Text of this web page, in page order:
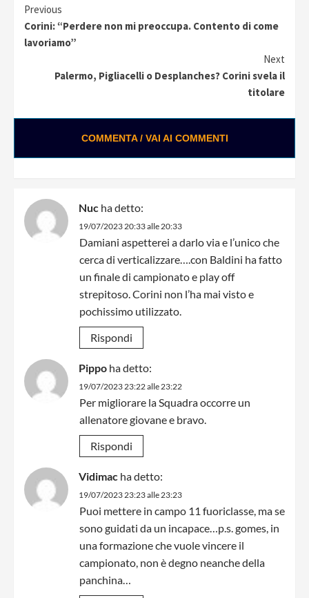
Continue
Reading
Previous
Corini: “Perdere non mi preoccupa. Contento di come
lavoriamo”
Next
Palermo, Pigliacelli o Desplanches? Corini svela il
titolare
COMMENTA / VAI AI COMMENTI
Nuc ha detto:
19/07/2023 20:33 alle 20:33
Damiani aspetterei a darlo via e l’unico che
cerca di verticalizzare….con Baldini ha fatto
un finale di campionato e play off
strepitoso. Corini non l’ha mai visto e
pochissimo utilizzato.
Rispondi
Pippo ha detto:
19/07/2023 23:22 alle 23:22
Per migliorare la Squadra occorre un
allenatore giovane e bravo.
Rispondi
Vidimac ha detto:
19/07/2023 23:23 alle 23:23
Puoi mettere in campo 11 fuoriclasse, ma se
sono guidati da un incapace…p.s. gomes, in
una formazione che vuole vincere il
campionato, non è degno neanche della
panchina…